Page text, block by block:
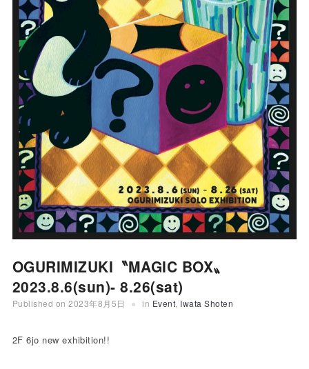
OGURIMIZUKI〝MAGIC BOX〟
2023.8.6(sun)- 8.26(sat)
Published on2023年8月5日 in Event Iwata Shoten
2F 6jo new exhibition!!